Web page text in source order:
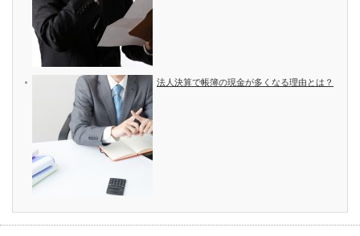
法人決算で帳簿の現金が多くなる理由とは？